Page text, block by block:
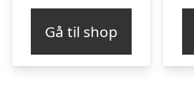
Gå til shop